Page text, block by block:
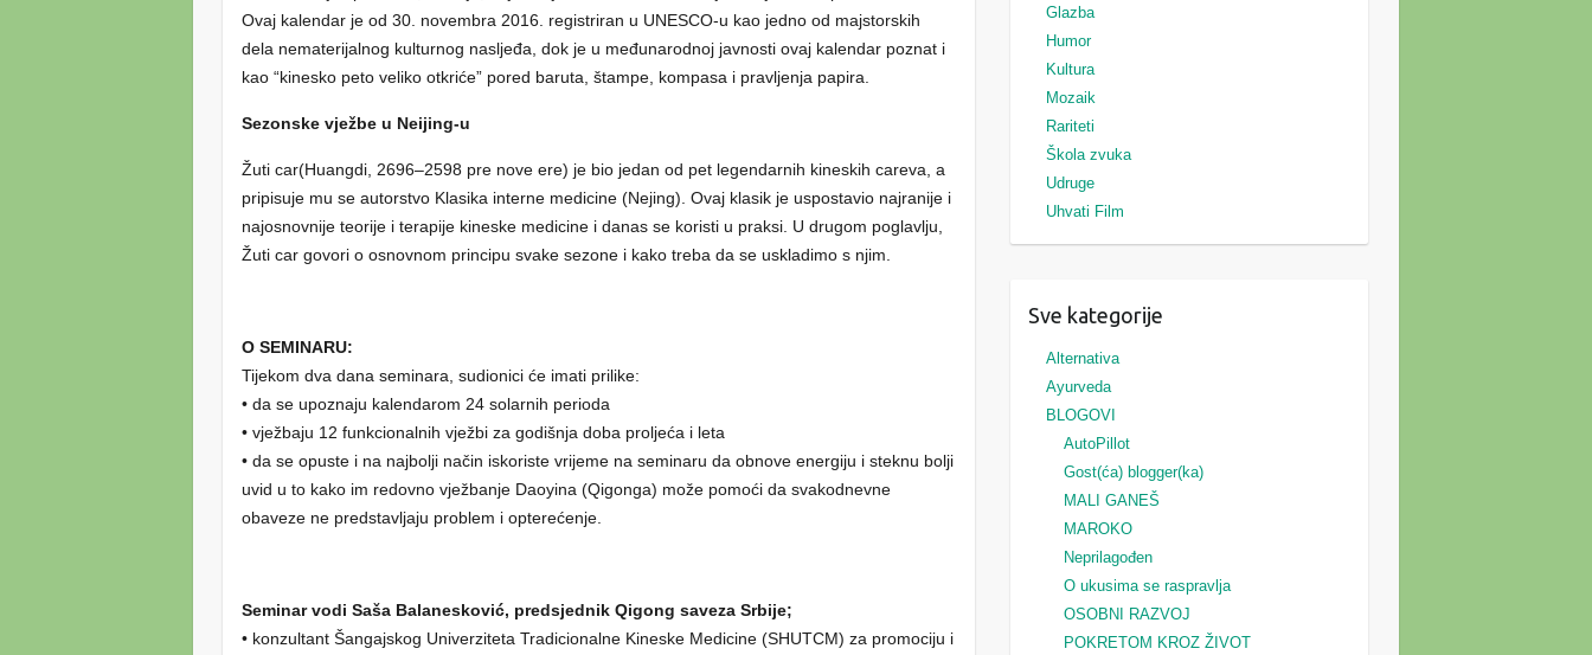
Ovaj kalendar je od 30. novembra 2016. registriran u UNESCO-u kao jedno od majstorskih
dela nematerijalnog kulturnog nasljeđa, dok je u međunarodnoj javnosti ovaj kalendar poznat i
kao “kinesko peto veliko otkriće” pored baruta, štampe, kompasa i pravljenja papira.
Sezonske vježbe u Neijing-u
Žuti car(Huangdi, 2696–2598 pre nove ere) je bio jedan od pet legendarnih kineskih careva, a
pripisuje mu se autorstvo Klasika interne medicine (Nejing). Ovaj klasik je uspostavio najranije i
najosnovnije teorije i terapije kineske medicine i danas se koristi u praksi. U drugom poglavlju,
Žuti car govori o osnovnom principu svake sezone i kako treba da se uskladimo s njim.
O SEMINARU:
Tijekom dva dana seminara, sudionici će imati prilike:
• da se upoznaju kalendarom 24 solarnih perioda
• vježbaju 12 funkcionalnih vježbi za godišnja doba proljeća i leta
• da se opuste i na najbolji način iskoriste vrijeme na seminaru da obnove energiju i steknu bolji
uvid u to kako im redovno vježbanje Daoyina (Qigonga) može pomoći da svakodnevne
obaveze ne predstavljaju problem i opterećenje.
Seminar vodi Saša Balanesković, predsjednik Qigong saveza Srbije;
• konzultant Šangajskog Univerziteta Tradicionalne Kineske Medicine (SHUTCM) za promociju i
Glazba
Humor
Kultura
Mozaik
Rariteti
Škola zvuka
Udruge
Uhvati Film
Sve kategorije
Alternativa
Ayurveda
BLOGOVI
AutoPillot
Gost(ća) blogger(ka)
MALI GANEŠ
MAROKO
Neprilagođen
O ukusima se raspravlja
OSOBNI RAZVOJ
POKRETOM KROZ ŽIVOT